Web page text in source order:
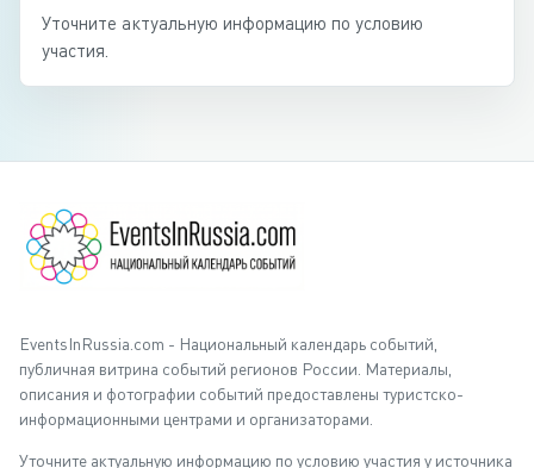
Уточните актуальную информацию по условию
участия.
EventsInRussia.com - Национальный календарь событий,
публичная витрина событий регионов России. Материалы,
описания и фотографии событий предоставлены туристско-
информационными центрами и организаторами.
Уточните актуальную информацию по условию участия у источника